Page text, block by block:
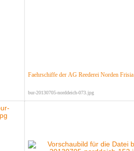
Faehrschiffe der AG Reederei Norden Frisia
bur-20130705-norddeich-073.jpg